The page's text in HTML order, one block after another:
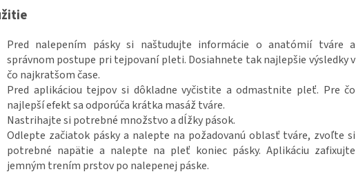
Pred nalepením pásky si naštudujte informácie o anatómií tváre a
správnom postupe pri tejpovaní pleti. Dosiahnete tak najlepšie výsledky v
čo najkratšom čase.
Pred aplikáciou tejpov si dôkladne vyčistite a odmastnite pleť. Pre čo
najlepší efekt sa odporúča krátka masáž tváre.
Nastrihajte si potrebné množstvo a dĺžky pások.
Odlepte začiatok pásky a nalepte na požadovanú oblasť tváre, zvoľte si
potrebné napätie a nalepte na pleť koniec pásky. Aplikáciu zafixujte
jemným trením prstov po nalepenej páske.